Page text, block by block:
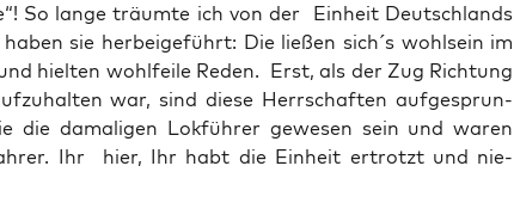
So lan­ge träum­te ich von der Ein­heit Deutsch­lands
sie her­bei­ge­führt: Die lie­ßen sich´s wohl­sein im
hiel­ten wohl­fei­le Reden. Erst, als der Zug Rich­tung
war, sind die­se Herr­schaf­ten auf­ge­sprun­
die dama­li­gen Lok­füh­rer gewe­sen sein und waren
Ihr hier, Ihr habt die Ein­heit ertrotzt und nie­